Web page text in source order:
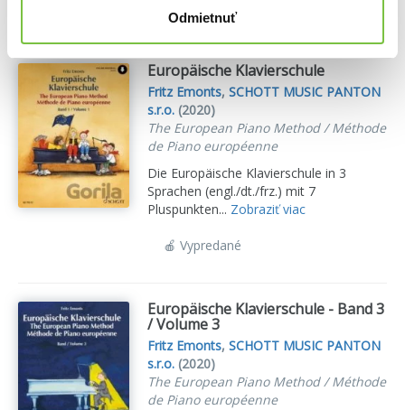
Odmietnuť
Europäische Klavierschule
Fritz Emonts, SCHOTT MUSIC PANTON
s.r.o.(2020)
The European Piano Method / Méthode
de Piano européenne
Die Europäische Klavierschule in 3
Sprachen (engl./dt./frz.) mit 7
Pluspunkten... Zobraziť viac
🍎 Vypredané
Europäische Klavierschule - Band 3
/ Volume 3
Fritz Emonts, SCHOTT MUSIC PANTON
s.r.o.(2020)
The European Piano Method / Méthode
de Piano européenne